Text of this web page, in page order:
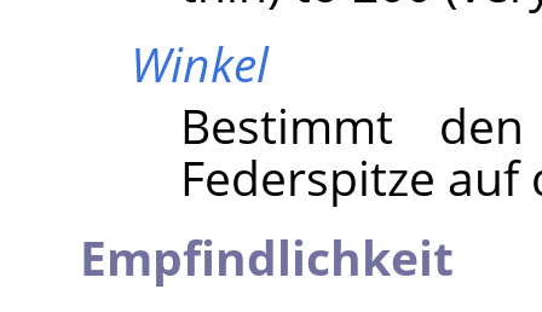
Winkel
Bestimmt
Federspitze
Empfindlichkeit